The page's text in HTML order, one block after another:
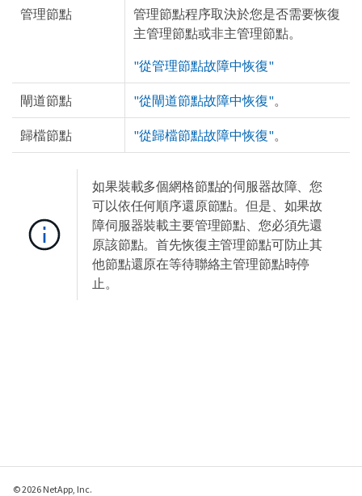
管理節點
管理節點程序取決於您是否需要恢復
主管理節點或非主管理節點。
"從管理節點故障中恢復"
閘道節點 "從閘道節點故障中恢復"。
歸檔節點 "從歸檔節點故障中恢復"。
如果裝載多個網格節點的伺服器故障、您
可以依任何順序還原節點。但是、如果故
障伺服器裝載主要管理節點、您必須先還
原該節點。首先恢復主管理節點可防止其
他節點還原在等待聯絡主管理節點時停
止。
© 2026 NetApp, Inc.